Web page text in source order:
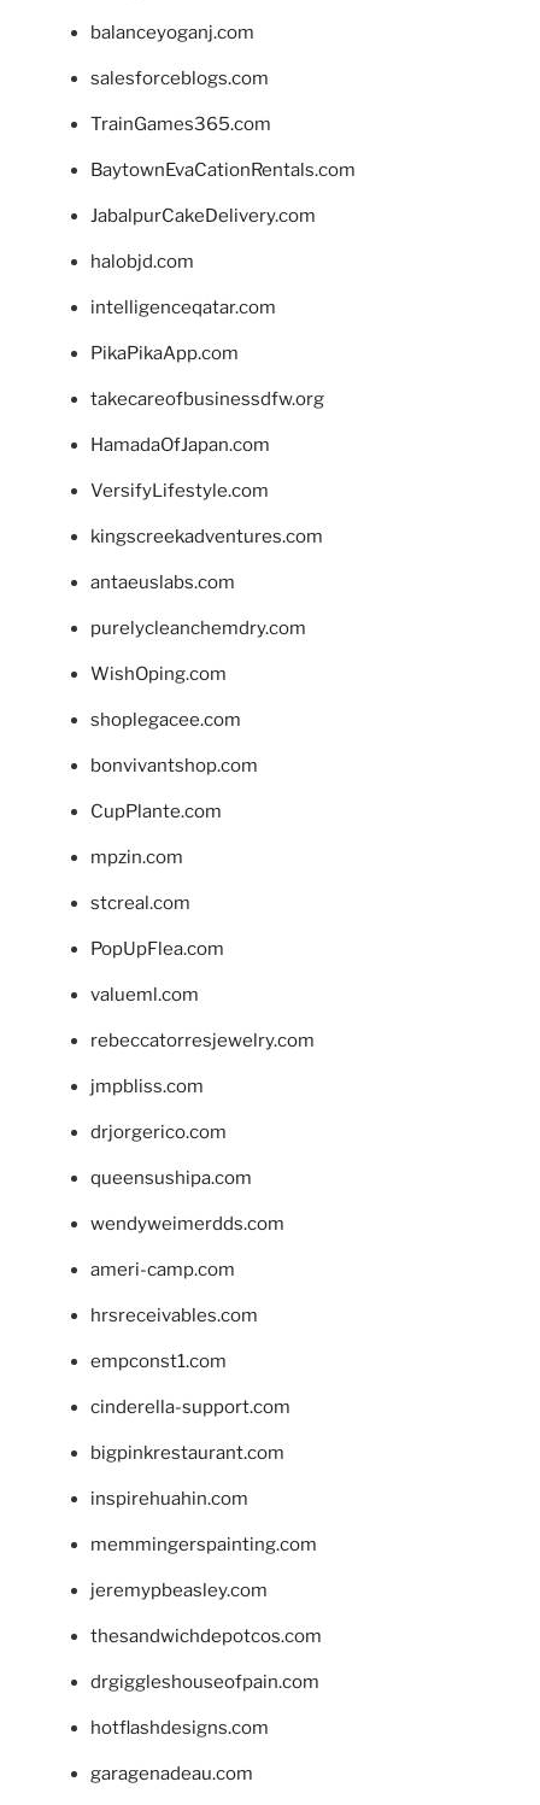
balanceyoganj.com
salesforceblogs.com
TrainGames365.com
BaytownEvaCationRentals.com
JabalpurCakeDelivery.com
halobjd.com
intelligenceqatar.com
PikaPikaApp.com
takecareofbusinessdfw.org
HamadaOfJapan.com
VersifyLifestyle.com
kingscreekadventures.com
antaeuslabs.com
purelycleanchemdry.com
WishOping.com
shoplegacee.com
bonvivantshop.com
CupPlante.com
mpzin.com
stcreal.com
PopUpFlea.com
valueml.com
rebeccatorresjewelry.com
jmpbliss.com
drjorgerico.com
queensushipa.com
wendyweimerdds.com
ameri-camp.com
hrsreceivables.com
empconst1.com
cinderella-support.com
bigpinkrestaurant.com
inspirehuahin.com
memmingerspainting.com
jeremypbeasley.com
thesandwichdepotcos.com
drgiggleshouseofpain.com
hotflashdesigns.com
garagenadeau.com